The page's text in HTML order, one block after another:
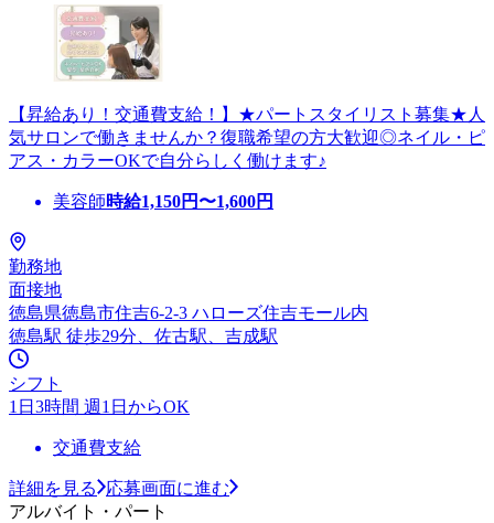
【昇給あり！交通費支給！】★パートスタイリスト募集★人
気サロンで働きませんか？復職希望の方大歓迎◎ネイル・ピ
アス・カラーOKで自分らしく働けます♪
美容師時給1,150円〜1,600円
勤務地
面接地
徳島県徳島市住吉6-2-3 ハローズ住吉モール内
徳島駅 徒歩29分、佐古駅、吉成駅
シフト
1日3時間 週1日からOK
交通費支給
詳細を見る
応募画面に進む
アルバイト・パート